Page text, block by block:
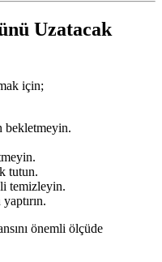
Uzatacak
için;
bekletmeyin.
tutun.
temizleyin.
önemli ölçüde